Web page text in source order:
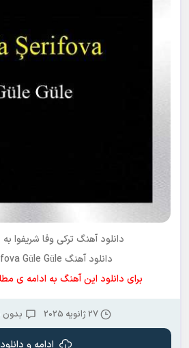
دانلود آهنگ ترکیوفا شریفوا
دانلود آهنگ Vefa Şerifova Güle Güle
برای دانلود این آهنگ به ادامه ی
27 ژانویه 2025 بدون
ادامه و دانلود